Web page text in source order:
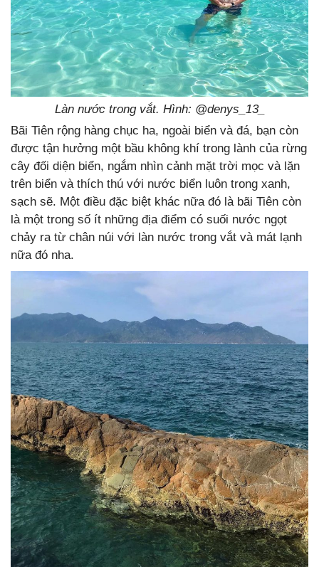
Làn nước trong vắt. Hình: @denys_13_
Bãi Tiên rộng hàng chục ha, ngoài biển và đá, bạn còn
được tận hưởng một bầu không khí trong lành của rừng
cây đối diện biển, ngắm nhìn cảnh mặt trời mọc và lặn
trên biển và thích thú với nước biển luôn trong xanh,
sạch sẽ. Một điều đặc biệt khác nữa đó là bãi Tiên còn
là một trong số ít những địa điểm có suối nước ngọt
chảy ra từ chân núi với làn nước trong vắt và mát lạnh
nữa đó nha.